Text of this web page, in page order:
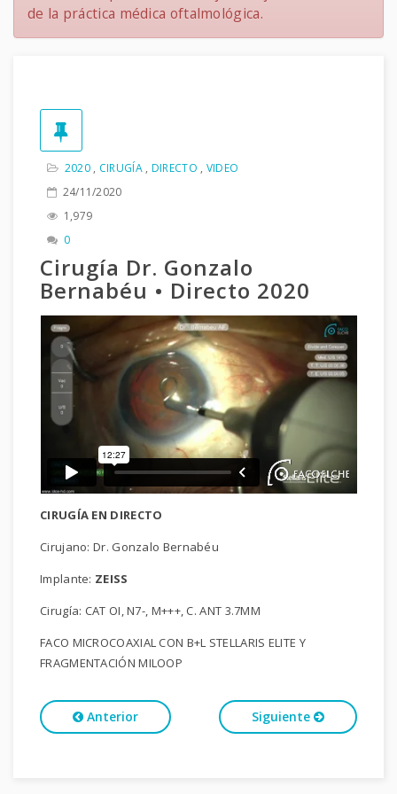
de la práctica médica oftalmológica.
2020, CIRUGÍA, DIRECTO , VIDEO
24/11/2020
1,979
0
Cirugía Dr. Gonzalo
Bernabéu • Directo 2020
CIRUGÍA EN DIRECTO
Cirujano: Dr. Gonzalo Bernabéu
Implante: ZEISS
Cirugía: CAT OI, N7-, M+++, C. ANT 3.7MM
FACO MICROCOAXIAL CON B+L STELLARIS ELITE Y
FRAGMENTACIÓN MILOOP
Anterior Siguiente